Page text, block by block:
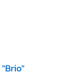
"Brio"